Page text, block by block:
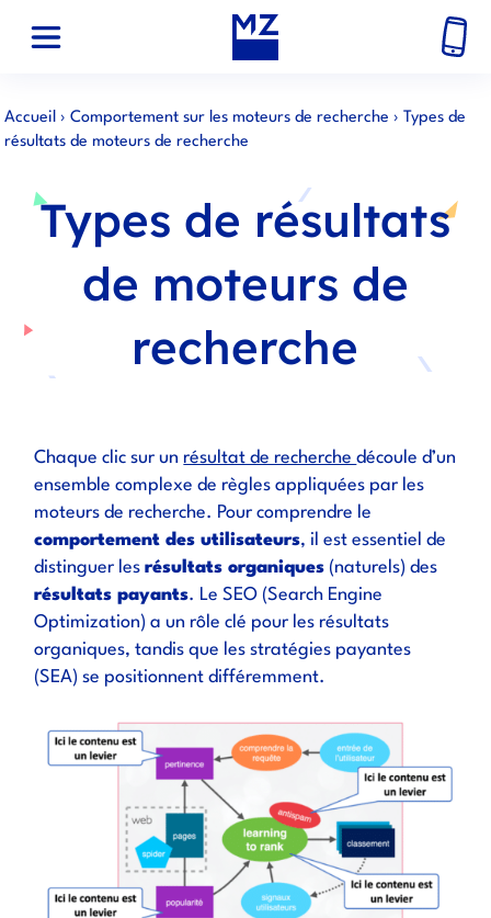
Accueil ›Comportement sur les moteurs de recherche › Types de
résultats de moteurs de recherche
Types de résultats
de moteurs de
recherche
Chaque clic sur un résultat de recherchedécoule d’un
ensemble complexe de règles appliquées par les
moteurs de recherche. Pour comprendre le
comportement des utilisateurs, il est essentiel de
distinguer lesrésultats organiques (naturels) des
résultats payants. Le SEO (Search Engine
Optimization) a un rôle clé pour les résultats
organiques, tandis que les stratégies payantes
(SEA) se positionnent différemment.